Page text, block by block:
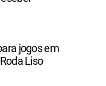
jogos em
Liso